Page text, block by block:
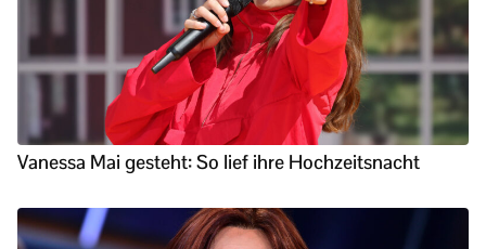
Vanessa Mai gesteht: So lief ihre Hochzeitsnacht